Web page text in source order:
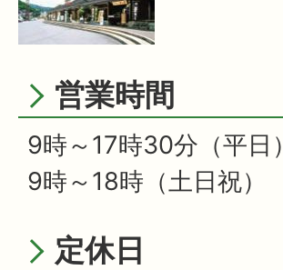
営業時間
9時～17時30分（平日）
9時～18時（土日祝）
定休日